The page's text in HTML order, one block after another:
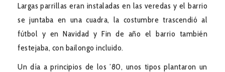
Largas parrillas eran instaladas en las veredas y el barrio
se juntaba en una cuadra, la costumbre trascendió al
fútbol y en Navidad y Fin de año el barrio también
festejaba, con bailongo incluido.
Un día a principios de los ’80, unos tipos plantaron un